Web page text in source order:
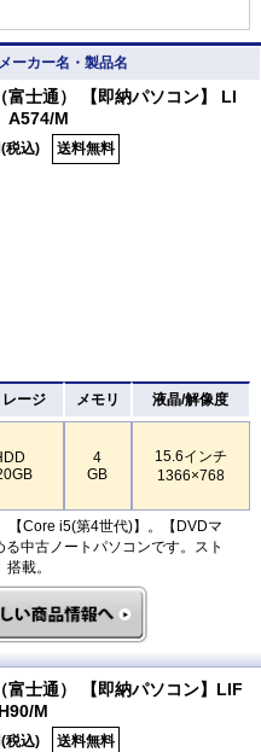
ーカー名・製品名
富士通） 【即納パソコン】 LI
M
税込) 送料無料
レージ メモリ 液晶/解像度
4
GB
15.6インチ
1366×768
【Core i5(第4世代)】。【DVDマ
中古ノートパソコンです。スト
載。
富士通） 【即納パソコン】LIF
M
税込) 送料無料